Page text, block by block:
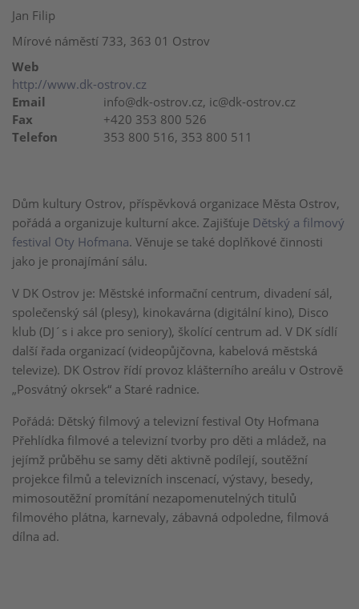
Dům kultury Ostrov, příspěvková organizace Města Ostrov,
pořádá a organizuje kulturní akce. Zajišťuje Dětský a filmový
festival Oty Hofmana. Věnuje se také doplňkové činnosti
jako je pronajímání sálu.
V DK Ostrov je: Městské informační centrum, divadení sál,
společenský sál (plesy), kinokavárna (digitální kino), Disco
klub (DJ´s i akce pro seniory), školící centrum ad. V DK sídlí
další řada organizací (videopůjčovna, kabelová městská
televize). DK Ostrov řídí provoz klášterního areálu v Ostrově
„Posvátný okrsek“ a Staré radnice.
Pořádá: Dětský filmový a televizní festival Oty Hofmana
Přehlídka filmové a televizní tvorby pro děti a mládež, na
jejímž průběhu se samy děti aktivně podílejí, soutěžní
projekce filmů a televizních inscenací, výstavy, besedy,
mimosoutěžní promítání nezapomenutelných titulů
filmového plátna, karnevaly, zábavná odpoledne, filmová
dílna ad.
Jan Filip
Mírové náměstí 733, 363 01 Ostrov
Web
http://www.dk-ostrov.cz
Email
info@dk-ostrov.cz, ic@dk-ostrov.cz
Fax
+420 353 800 526
Telefon
353 800 516, 353 800 511